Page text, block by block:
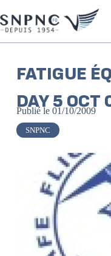
FATIGUE
DAY 5 OCT
Publié le 01/10/2009
SNPNC